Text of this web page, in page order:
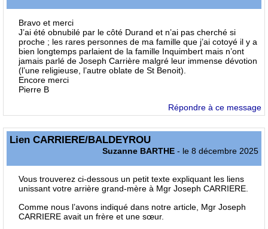
Bravo et merci
J’ai été obnubilé par le côté Durand et n’ai pas cherché si
proche ; les rares personnes de ma famille que j’ai cotoyé il y a
bien longtemps parlaient de la famille Inquimbert mais n’ont
jamais parlé de Joseph Carrière malgré leur immense dévotion
(l’une religieuse, l’autre oblate de St Benoit).
Encore merci
Pierre B
Répondre à ce message
Lien CARRIERE/BALDEYROU
Suzanne BARTHE - le 8 décembre 2025
Vous trouverez ci-dessous un petit texte expliquant les liens
unissant votre arrière grand-mère à Mgr Joseph CARRIERE.
Comme nous l’avons indiqué dans notre article, Mgr Joseph
CARRIERE avait un frère et une sœur.